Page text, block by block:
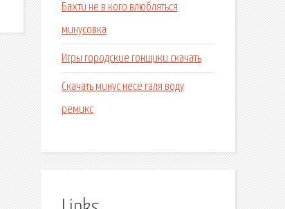
Бахти не в кого влюбляться
минусовка
Игры городские гонщики скачать
Скачать минус несе галя воду
ремикс